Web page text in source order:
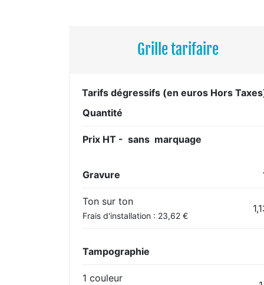
Grille tarifaire
Tarifs dégressifs (en euros Hors
Quantité
Prix HT - sans marquage
Gravure
Ton sur ton
Frais d'installation : 23,62 €
Tampographie
1 couleur